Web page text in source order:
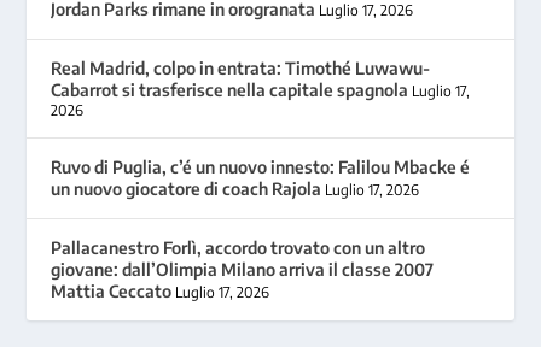
Jordan Parks rimane in orogranata Luglio 17, 2026
Real Madrid, colpo in entrata: Timothé Luwawu-
Cabarrot si trasferisce nella capitale spagnola Luglio 17,
2026
Ruvo di Puglia, c’é un nuovo innesto: Falilou Mbacke é
un nuovo giocatore di coach Rajola Luglio 17, 2026
Pallacanestro Forlì, accordo trovato con un altro
giovane: dall’Olimpia Milano arriva il classe 2007
Mattia Ceccato Luglio 17, 2026